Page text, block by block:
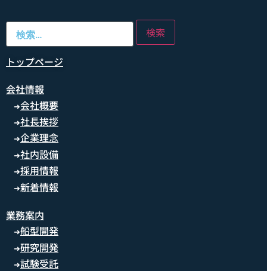
トップページ
会社情報
➜会社概要
➜社長挨拶
➜企業理念
➜社内設備
➜採用情報
➜新着情報
業務案内
➜船型開発
➜研究開発
➜試験受託